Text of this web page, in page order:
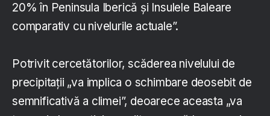
20% în Peninsula Iberică şi Insulele Baleare
comparativ cu nivelurile actuale”.
Potrivit cercetătorilor, scăderea nivelului de
precipitaţii „va implica o schimbare deosebit de
semnificativă a climei”, deoarece aceasta „va